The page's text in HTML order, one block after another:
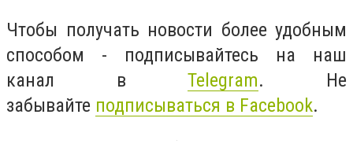
Чтобы получать новости более удобным
способом - подписывайтесь на наш
канал вTelegram. Не
забывайте подписываться в Facebook.